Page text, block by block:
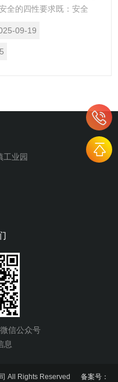
全的四性要求既：安全
09-19
工业园
信公众号
息
司 All Rights Reserved 备案号：